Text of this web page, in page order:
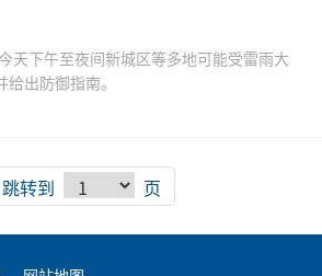
天下午至夜间新城区等多地可能受雷雨大
出防御指南。
跳转到 页